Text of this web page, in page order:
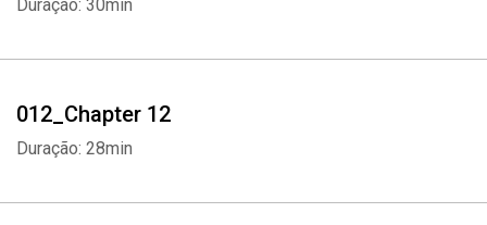
Duração: 30min
012_Chapter 12
Duração: 28min